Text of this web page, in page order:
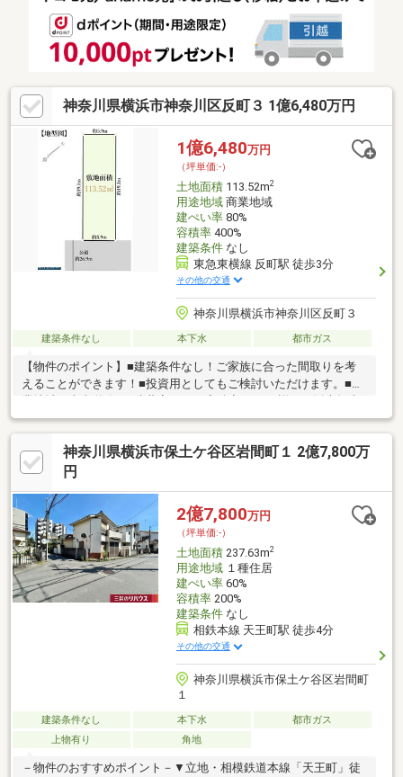
は落ち着いた住宅街で 横浜らしい下町の空気感が残る街並みで
神奈川県横浜市神奈川区反町３ 1億6,480万円
1億6,480万円
（坪単価:-）
土地面積113.52m2
用途地域商業地域
建ぺい率80%
容積率400%
建築条件なし
東急東横線 反町駅 徒歩3分
その他の交通
神奈川県横浜市神奈川区反町３
建築条件なし 本下水 都市ガス
【物件のポイント】■建築条件なし！ご家族に合った間取りを考
えることができます！■投資用としてもご検討いただけます。■商
までお願いします。◇Webには掲載仕切れない資料もお送りいた
します。お気軽にお問合せください♪◇Webシステム（zoom等）
を利用してのご商談も承ります。◇当日見学予約も承ります。
【資料請求】からご予約ください♪
神奈川県横浜市保土ケ谷区岩間町１ 2億7,800万
円
2億7,800万円
（坪単価:-）
土地面積237.63m2
用途地域１種住居
建ぺい率60%
容積率200%
建築条件なし
相鉄本線 天王町駅 徒歩4分
その他の交通
神奈川県横浜市保土ケ谷区岩間町
１
建築条件なし 本下水
都市ガス
上物有り
角地
－物件のおすすめポイント－▼立地・相模鉄道本線「天王町」徒